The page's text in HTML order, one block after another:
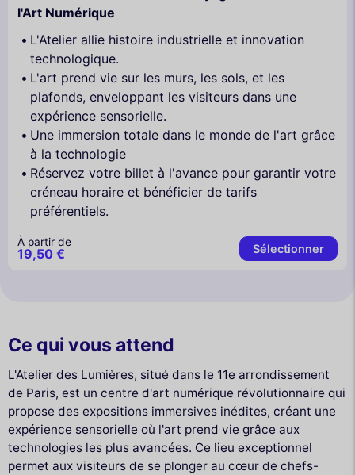
l'Art Numérique
L'Atelier allie histoire industrielle et innovation
technologique.
L'art prend vie sur les murs, les sols, et les
plafonds, enveloppant les visiteurs dans une
expérience sensorielle.
Une immersion totale dans le monde de l'art grâce
à la technologie
Réservez votre billet à l'avance pour garantir votre
créneau horaire et bénéficier de tarifs
préférentiels.
À partir de
19,50 € Sélectionner
Ce qui vous attend
L'Atelier des Lumières, situé dans le 11e arrondissement
de Paris, est un centre d'art numérique révolutionnaire qui
propose des expositions immersives inédites, créant une
expérience sensorielle où l'art prend vie grâce aux
technologies les plus avancées. Ce lieu exceptionnel
permet aux visiteurs de se plonger au cœur de chefs-